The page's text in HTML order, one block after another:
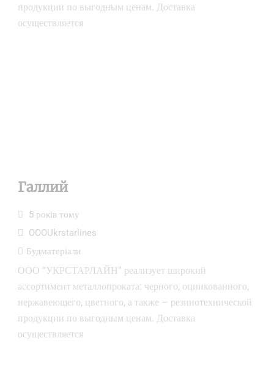
продукции по выгодным ценам. Доставка
осуществляется
Галлий
5 років тому
OOOUkrstarlines
Будматеріали
ООО “УКРСТАРЛАЙН” реализует широкий
ассортимент металлопроката: черного, оцинкованного,
нержавеющего, цветного, а также – резинотехнической
продукции по выгодным ценам. Доставка
осуществляется